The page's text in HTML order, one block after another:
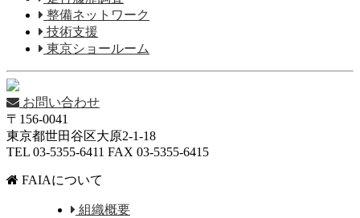
整備ネットワーク
技術支援
東京ショールーム
お問い合わせ
〒156-0041
東京都世田谷区大原2-1-18
TEL 03-5355-6411 FAX 03-5355-6415
FAIAについて
組織概要